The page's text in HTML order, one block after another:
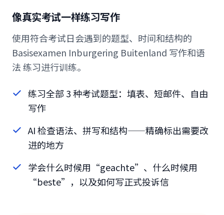
像真实考试一样练习写作
使用符合考试日会遇到的题型、时间和结构的
Basisexamen Inburgering Buitenland 写作和语
法 练习进行训练。
练习全部 3 种考试题型：填表、短邮件、自由
写作
AI 检查语法、拼写和结构——精确标出需要改
进的地方
学会什么时候用“geachte”、什么时候用
“beste”，以及如何写正式投诉信